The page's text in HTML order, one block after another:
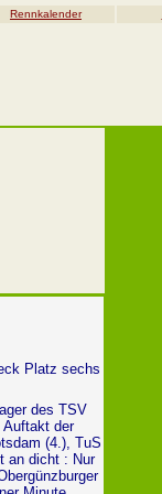
Rennkalender
Platz sechs
des TSV
Auftakt der
(4.), TuS
an dicht : Nur